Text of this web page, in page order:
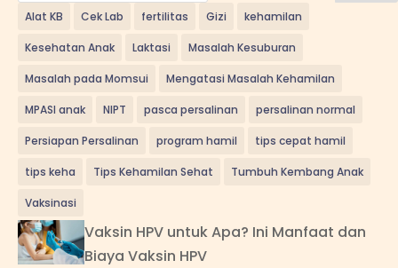
Alat KB Cek Lab fertilitas Gizi kehamilan
Kesehatan Anak Laktasi Masalah Kesuburan
Masalah pada Momsui Mengatasi Masalah Kehamilan
MPASI anak NIPT pasca persalinan persalinan normal
Persiapan Persalinan program hamil tips cepat hamil
tips keha Tips Kehamilan Sehat Tumbuh Kembang Anak
Vaksinasi
Vaksin HPV untuk Apa? Ini Manfaat dan
Biaya Vaksin HPV